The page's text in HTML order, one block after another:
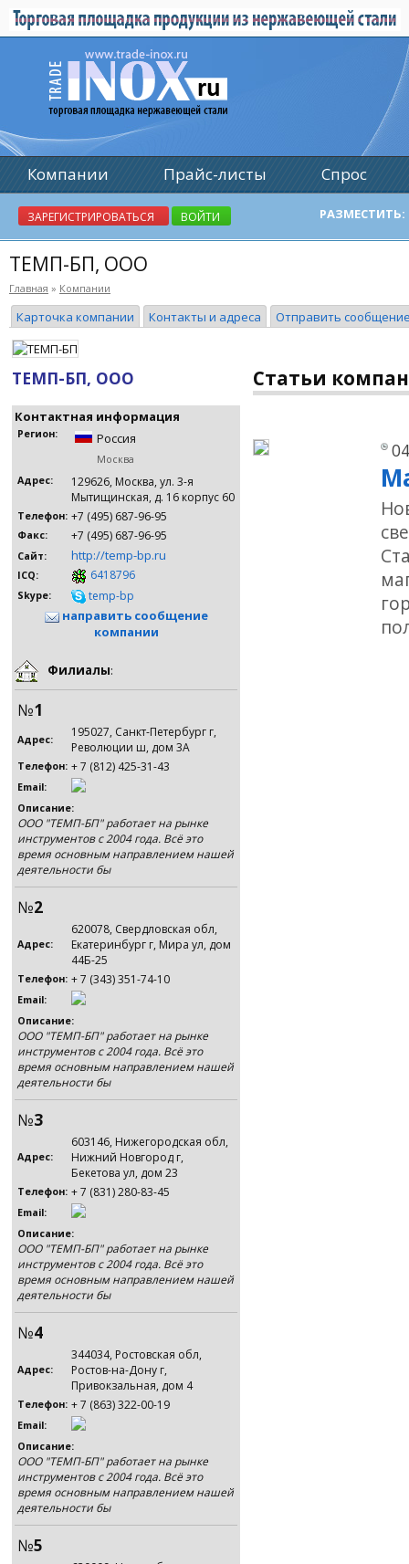
ТЕМП-БП, ООО
Главная » Компании
Карточка компании Контакты и адреса Отправить
ТЕМП-БП, ООО
Контактная информация
Регион: Россия
Москва
Адрес:
129626, Москва, ул. 3-я
Мытищинская, д. 16 корпус 60
Телефон: +7 (495) 687-96-95
Факс: +7 (495) 687-96-95
Сайт: http://temp-bp.ru
ICQ: 6418796
Skype: temp-bp
направить сообщение
компании
Филиалы:
№1
Адрес:
195027, Санкт-Петербург г,
Революции ш, дом 3А
Телефон: + 7 (812) 425-31-43
Email:
Описание:
ООО "ТЕМП-БП" работает на рынке
инструментов с 2004 года. Всё это
время основным направлением нашей
деятельности бы
№2
Адрес:
620078, Свердловская обл,
Екатеринбург г, Мира ул, дом
44Б-25
Телефон: + 7 (343) 351-74-10
Email:
Описание:
ООО "ТЕМП-БП" работает на рынке
инструментов с 2004 года. Всё это
время основным направлением нашей
деятельности бы
№3
Адрес:
603146, Нижегородская обл,
Нижний Новгород г,
Бекетова ул, дом 23
Телефон: + 7 (831) 280-83-45
Email:
Описание:
ООО "ТЕМП-БП" работает на рынке
инструментов с 2004 года. Всё это
время основным направлением нашей
деятельности бы
№4
Адрес:
344034, Ростовская обл,
Ростов-на-Дону г,
Привокзальная, дом 4
Телефон: + 7 (863) 322-00-19
Email:
Описание:
ООО "ТЕМП-БП" работает на рынке
инструментов с 2004 года. Всё это
время основным направлением нашей
деятельности бы
№5
Статьи
Компании Прайс-листы
Спрос
Реклама
ЗАРЕГИСТРИРОВАТЬСЯ ВОЙТИ РАЗМЕСТИТЬ: